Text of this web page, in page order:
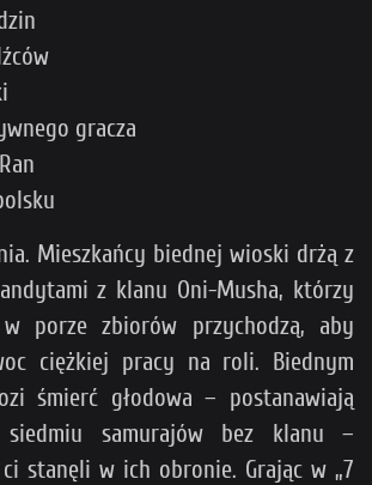
gracza
Mieszkańcy biednej wioski drżą z
z klanu Oni-Musha, którzy
porze zbiorów przychodzą, aby
ciężkiej pracy na roli. Biednym
śmierć głodowa – postanawiają
samurajów bez klanu –
stanęli w ich obronie. Grając w „7